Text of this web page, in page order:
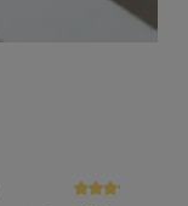
von 5 Sternen
Bewertung von 5